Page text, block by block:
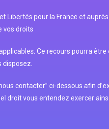
Libertés pour la France et
vos droits
Ce recours pourra
contacter’’ ci-dessous afin
vous entendez exercer